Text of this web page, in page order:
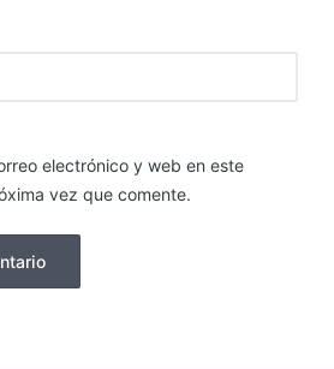
electrónico y web en este
vez que comente.